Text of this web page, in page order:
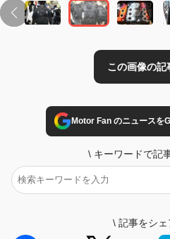
Motor Fan のニュースを
\ キーワードで記
\ 記事をシェ